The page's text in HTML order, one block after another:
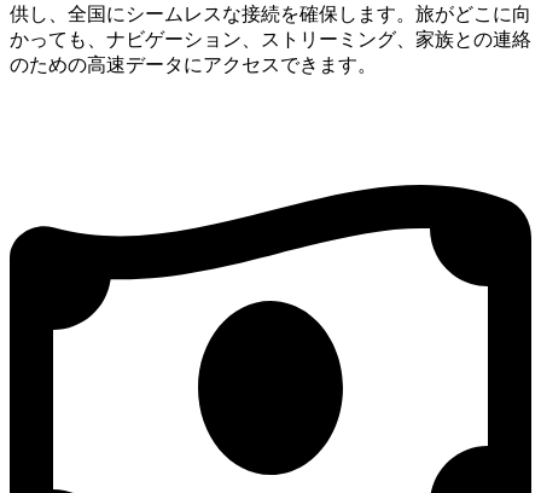
供し、全国にシームレスな接続を確保します。旅がどこに向
かっても、ナビゲーション、ストリーミング、家族との連絡
のための高速データにアクセスできます。